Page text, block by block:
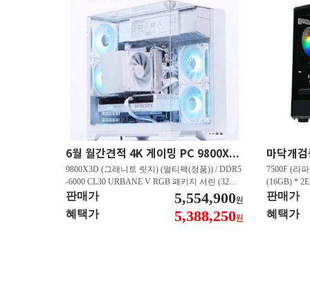
6월 월간견적 4K 게이밍 PC 9800X3D RTX 5080 GY512
9800X3D (그래니트 릿지) (멀티팩(정품)) / DDR5
-6000 CL30 URBANE V RGB 패키지 서린 (32GB
(16Gx2)) / B850M-PLUS WIFI7 W 대원씨티에스 /
지포스 RTX 5080 AERO OC SFF D7 16GB 제이
씨현 / EXCERIA 히트싱크 M.2 NVMe (2TB)
판매가 5,554,900원
혜택가 5,388,250원
7500F (라
(16GB) *
즈윈 / 지포
CN600
판매가
혜택가